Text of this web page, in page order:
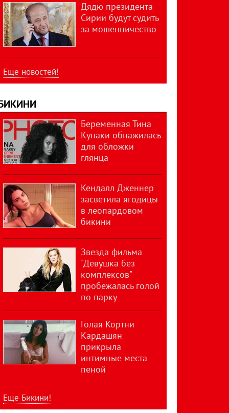
Дядю президента
Сирии будут судить
за мошенничество
Еще новостей!
Беременная Тина
Кунаки обнажилась
для обложки
глянца
Кендалл Дженнер
засветила ягодицы
в леопардовом
бикини
Звезда фильма
"Девушка без
комплексов"
пробежалась голой
по парку
Голая Кортни
Кардашян
прикрыла
интимные места
пеной
Еще Бикини!